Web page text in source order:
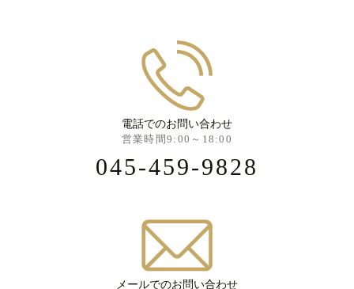
電話でのお問い合わせ
営業時間9:00～18:00
045-459-9828
メールでのお問い合わせ